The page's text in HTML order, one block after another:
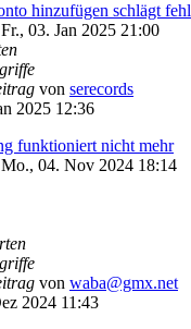
hinzufügen schlägt fehl
Fr., 03. Jan 2025 21:00
von serecords
2025 12:36
funktioniert nicht mehr
Mo., 04. Nov 2024 18:14
von waba@gmx.net
2024 11:43